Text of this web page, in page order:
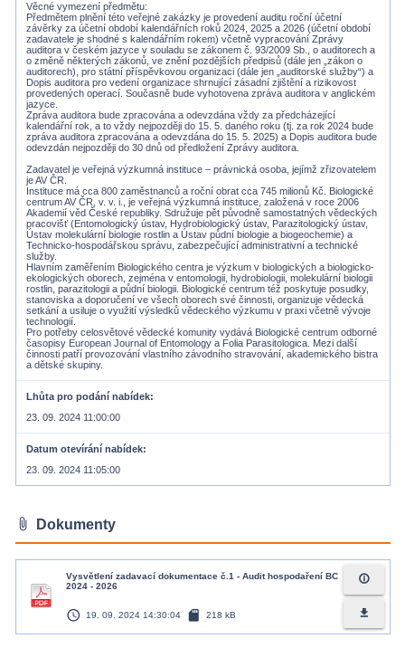
Věcné vymezení předmětu:
Předmětem plnění této veřejné zakázky je provedení auditu roční účetní
závěrky za účetní období kalendářních roků 2024, 2025 a 2026 (účetní období
zadavatele je shodné s kalendářním rokem) včetně vypracování Zprávy
auditora v českém jazyce v souladu se zákonem č. 93/2009 Sb., o auditorech a
o změně některých zákonů, ve znění pozdějších předpisů (dále jen „zákon o
auditorech), pro státní příspěvkovou organizaci (dále jen „auditorské služby“) a
Dopis auditora pro vedení organizace shrnující zásadní zjištění a rizikovost
provedených operací. Současně bude vyhotovena zpráva auditora v anglickém
jazyce.
Zpráva auditora bude zpracována a odevzdána vždy za předcházející
kalendářní rok, a to vždy nejpozději do 15. 5. daného roku (tj. za rok 2024 bude
zpráva auditora zpracována a odevzdána do 15. 5. 2025) a Dopis auditora bude
odevzdán nejpozději do 30 dnů od předložení Zprávy auditora.
Zadavatel je veřejná výzkumná instituce – právnická osoba, jejímž zřizovatelem
je AV ČR.
Instituce má cca 800 zaměstnanců a roční obrat cca 745 milionů Kč. Biologické
centrum AV ČR, v. v. i., je veřejná výzkumná instituce, založená v roce 2006
Akademií věd České republiky. Sdružuje pět původně samostatných vědeckých
pracovišť (Entomologický ústav, Hydrobiologický ústav, Parazitologický ústav,
Ústav molekulární biologie rostlin a Ústav půdní biologie a biogeochemie) a
Technicko-hospodářskou správu, zabezpečující administrativní a technické
služby.
Hlavním zaměřením Biologického centra je výzkum v biologických a biologicko-
ekologických oborech, zejména v entomologii, hydrobiologii, molekulární biologii
rostlin, parazitologii a půdní biologii. Biologické centrum též poskytuje posudky,
stanoviska a doporučení ve všech oborech své činnosti, organizuje vědecká
setkání a usiluje o využití výsledků vědeckého výzkumu v praxi včetně vývoje
technologií.
Pro potřeby celosvětové vědecké komunity vydává Biologické centrum odborné
časopisy European Journal of Entomology a Folia Parasitologica. Mezi další
činnosti patří provozování vlastního závodního stravování, akademického bistra
Lhůta pro podání nabídek
23. 09. 2024 11:00:00
Datum otevírání nabídek
23. 09. 2024 11:05:00
attach_file Dokumenty
Vysvětlení zadavací dokumentace č.1 - Audit hospodaření BC
2024 - 2026
access_time 19. 09. 2024 14:30:04 sd_card 218 kB
info_outline
file_download